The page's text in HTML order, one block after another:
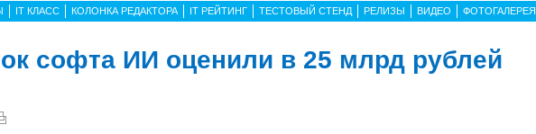
IT КЛАСС КОЛОНКА РЕДАКТОРА IT РЕЙТИНГ ТЕСТОВЫЙ СТЕНД РЕЛИЗЫ ВИДЕО ФОТОГАЛЕРЕЯ
софта ИИ оценили в 25 млрд рублей